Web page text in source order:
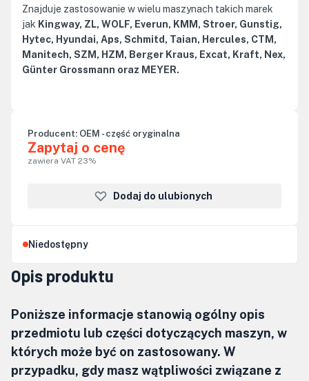
Znajduje zastosowanie w wielu maszynach takich marek
jak Kingway, ZL, WOLF, Everun, KMM, Stroer, Gunstig,
Hytec, Hyundai, Aps, Schmitd, Taian, Hercules, CTM,
Manitech, SZM, HZM, Berger Kraus, Excat, Kraft, Nex,
Günter Grossmann oraz MEYER.
Producent: OEM - część oryginalna
Zapytaj o cenę
zawiera VAT 23%
Dodaj do ulubionych
Niedostępny
Opis produktu
Poniższe informacje stanowią ogólny opis
przedmiotu lub części dotyczących maszyn, w
których może być on zastosowany. W
przypadku, gdy masz wątpliwości związane z